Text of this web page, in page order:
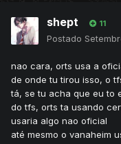
shept 11
Postado
nao cara, orts usa a
de onde tu tirou isso, o
tá, se tu acha que eu to
do tfs, orts ta usando
usaria algo nao oficial
até mesmo o vanaheim